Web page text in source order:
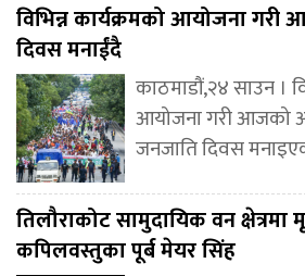
विभिन्न कार्यक्रमको आयोजना गरी
दिवस मनाईंदै
काठमाडौं,२४ साउन ।
आयोजना गरी आजको
जनजाति दिवस
तिलौराकोट सामुदायिक वन क्षेत्रमा
कपिलवस्तुका पूर्ब मेयर सिंह